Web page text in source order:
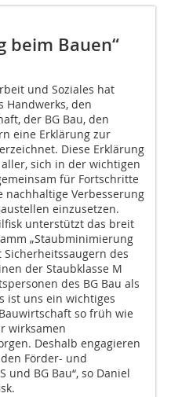
beim Bauen“
und Soziales hat
Handwerks, den
der BG Bau, den
eine Erklärung zur
Diese Erklärung
sich in der wichtigen
für Fortschritte
Verbesserung
einzusetzen.
unterstützt das breit
„Staubminimierung
des
der Staubklasse M
des BG Bau als
ist uns ein wichtiges
so früh wie
wirksamen
Deshalb engagieren
Förder- und
und BG Bau“, so Daniel